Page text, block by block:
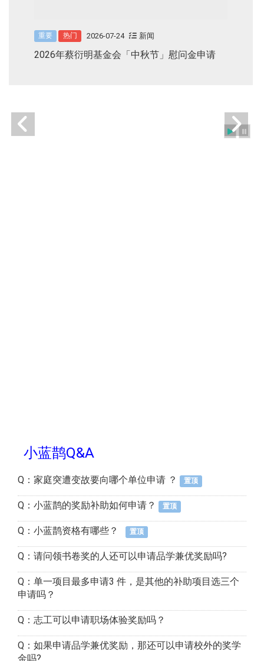
重要 热门 2026-07-24 新闻
2026年蔡衍明基金会「中秋节」慰问金申请
小蓝鹊Q&A
Q：家庭突遭变故要向哪个单位申请 ？ 置顶
Q：小蓝鹊的奖励补助如何申请？ 置顶
Q：小蓝鹊资格有哪些？ 置顶
Q：请问领书卷奖的人还可以申请品学兼优奖励吗?
Q：单一项目最多申请3 件，是其他的补助项目选三个
申请吗？
Q：志工可以申请职场体验奖励吗？
Q：如果申请品学兼优奖励，那还可以申请校外的奖学
金吗?